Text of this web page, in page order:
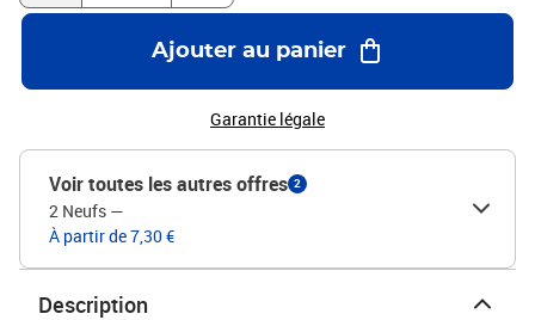
Ajouter au panier
Garantie légale
Voir toutes les autres offres 2
2 Neufs —
À partir de 7,30 €
Description